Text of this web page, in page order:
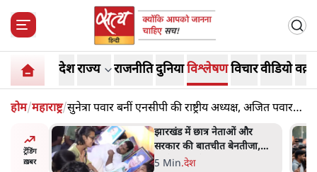
देशराज्य राजनीतिदुनियाविश्लेषणविचारवीडियो
होम/महाराष्ट्र/सुनेत्रा पवार बनीं एनसीपी की राष्ट्रीय अध्यक्ष, अजित पवार
की जगह कमान संभालेंगी
ट्रेंडिंग
ख़बर
राहुल गांधी के जेन ज़ी इवेंट 'छात्रों
की गूंज' को शर्तों के साथ मंज़ूरी
देना पड़ा
5 Min.देश